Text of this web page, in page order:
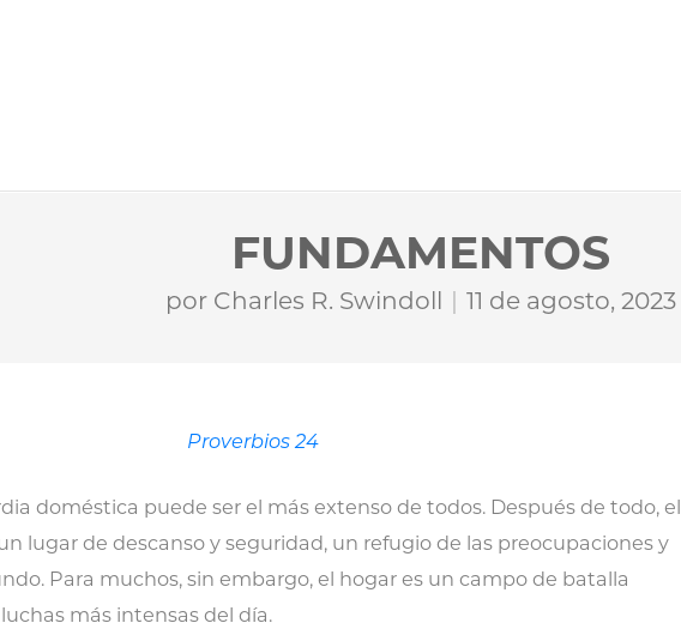
FUNDAMENTOS
por Charles R. Swindoll 11 de agosto, 2023
Proverbios 24
doméstica puede ser el más extenso de todos. Después de todo, el
lugar de descanso y seguridad, un refugio de las preocupaciones y
Para muchos, sin embargo, el hogar es un campo de batalla
más intensas del día.